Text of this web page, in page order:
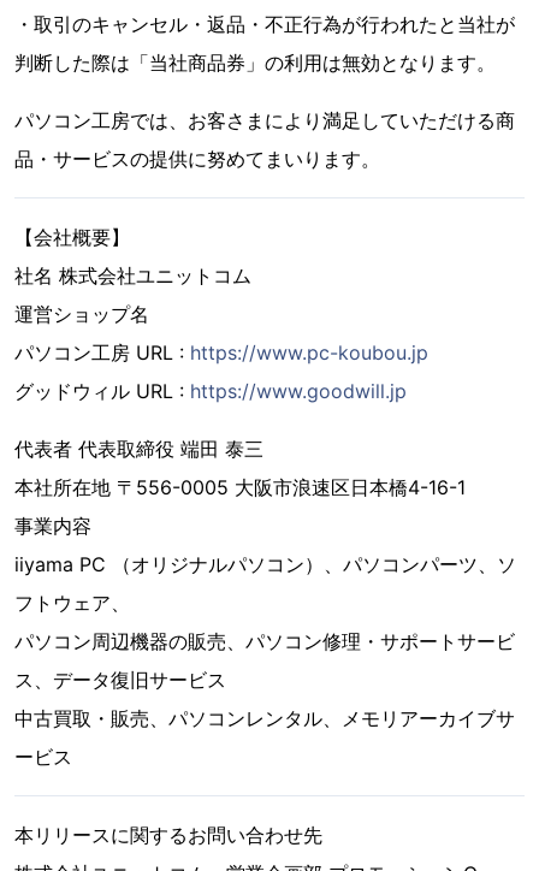
・取引のキャンセル・返品・不正行為が行われたと当社が
判断した際は「当社商品券」の利用は無効となります。
パソコン工房では、お客さまにより満足していただける商
品・サービスの提供に努めてまいります。
【会社概要】
社名 株式会社ユニットコム
運営ショップ名
パソコン工房 URL : https://www.pc-koubou.jp
グッドウィル URL : https://www.goodwill.jp
代表者 代表取締役 端田 泰三
本社所在地 〒556-0005 大阪市浪速区日本橋4-16-1
事業内容
iiyama PC （オリジナルパソコン）、パソコンパーツ、ソ
フトウェア、
パソコン周辺機器の販売、パソコン修理・サポートサービ
ス、データ復旧サービス
中古買取・販売、パソコンレンタル、メモリアーカイブサ
ービス
本リリースに関するお問い合わせ先